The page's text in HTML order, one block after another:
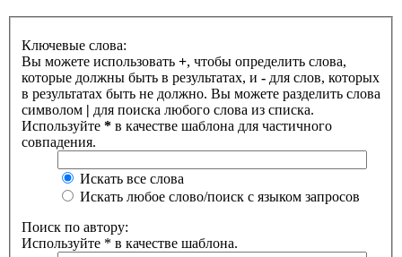
Ключевые слова:
Вы можете использовать +, чтобы определить слова,
которые должны быть в результатах, и - для слов, которых
в результатах быть не должно. Вы можете разделить слова
символом | для поиска любого слова из списка.
Используйте * в качестве шаблона для частичного
совпадения.
Искать все слова
Искать любое слово/поиск с языком запросов
Поиск по автору:
Используйте * в качестве шаблона.